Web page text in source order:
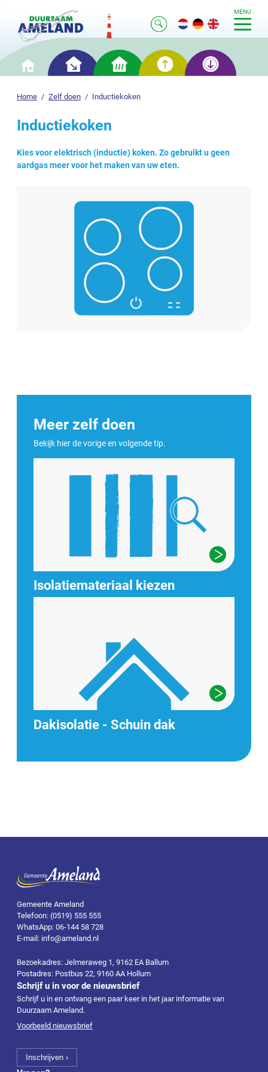
MENU
Home Zelf doen Inductiekoken
Inductiekoken
Kies voor elektrisch (inductie) koken. Zo gebruikt u geen
aardgas meer voor het maken van uw eten.
Meer zelf doen
Bekijk hier de vorige en volgende tip.
Isolatiemateriaal kiezen
Dakisolatie - Schuin dak
Gemeente Ameland
Telefoon: (0519) 555 555
WhatsApp: 06-144 58 728
E-mail: info@ameland.nl
Bezoekadres: Jelmeraweg 1, 9162 EA Ballum
Postadres: Postbus 22, 9160 AA Hollum
Schrijf u in voor de nieuwsbrief
Schrijf u in en ontvang een paar keer in het jaar informatie van
Duurzaam Ameland.
Voorbeeld nieuwsbrief